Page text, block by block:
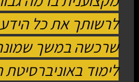
לרשותך את כל
שרכשה במשך
לימוד באוניברסיטת